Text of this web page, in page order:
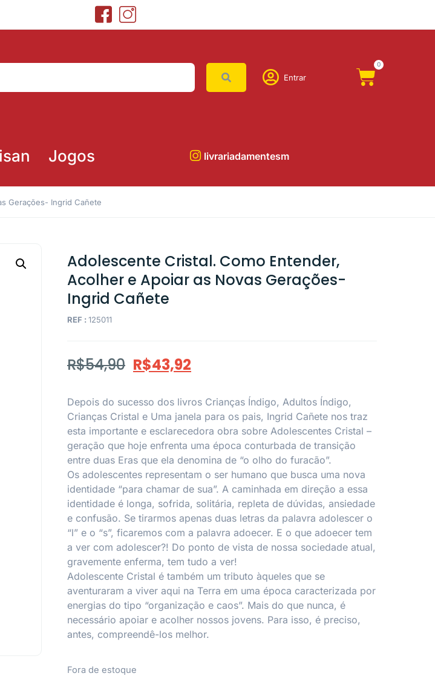
Entrar
0
Jogos livrariadamentesm
Gerações- Ingrid Cañete
Adolescente Cristal. Como Entender,
Acolher e Apoiar as Novas Gerações-
Ingrid Cañete
REF : 125011
R$54,90 R$43,92
Depois do sucesso dos livros Crianças Índigo, Adultos Índigo,
Crianças Cristal e Uma janela para os pais, Ingrid Cañete nos traz
esta importante e esclarecedora obra sobre Adolescentes Cristal –
geração que hoje enfrenta uma época conturbada de transição
entre duas Eras que ela denomina de “o olho do furacão”.
Os adolescentes representam o ser humano que busca uma nova
identidade “para chamar de sua”. A caminhada em direção a essa
identidade é longa, sofrida, solitária, repleta de dúvidas, ansiedade
e confusão. Se tirarmos apenas duas letras da palavra adolescer o
“l” e o “s”, ficaremos com a palavra adoecer. E o que adoecer tem
a ver com adolescer?! Do ponto de vista de nossa sociedade atual,
gravemente enferma, tem tudo a ver!
Adolescente Cristal é também um tributo àqueles que se
aventuraram a viver aqui na Terra em uma época caracterizada por
energias do tipo “organização e caos”. Mais do que nunca, é
necessário apoiar e acolher nossos jovens. Para isso, é preciso,
antes, compreendê-los melhor.
Fora de estoque